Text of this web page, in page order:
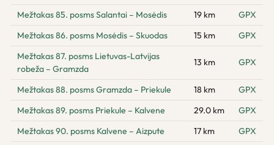
Mežtakas 85. posms Salantai – Mosėdis
19 km
GPX
Mežtakas 86. posms Mosėdis – Skuodas
15 km
GPX
Mežtakas 87. posms Lietuvas-Latvijas
robeža – Gramzda
13 km GPX
Mežtakas 88. posms Gramzda – Priekule 18 km
GPX
Mežtakas 89. posms Priekule – Kalvene
29.0 km
GPX
Mežtakas 90. posms Kalvene – Aizpute
17 km
GPX